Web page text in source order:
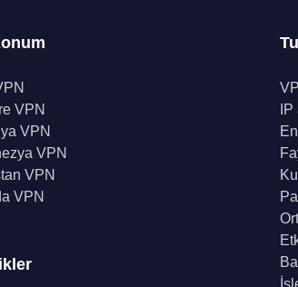
VPN
VPN
VPN
VPN
VPN